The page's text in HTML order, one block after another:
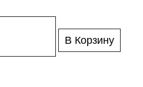
В Корзину